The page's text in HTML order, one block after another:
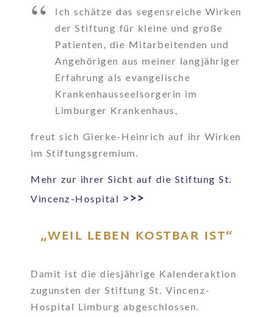
Ich schätze das segensreiche Wirken
der Stiftung für kleine und große
Patienten, die Mitarbeitenden und
Angehörigen aus meiner langjähriger
Erfahrung als evangelische
Krankenhausseelsorgerin im
Limburger Krankenhaus,
freut sich Gierke-Heinrich auf ihr Wirken
im Stiftungsgremium.
Mehr zur ihrer Sicht auf die Stiftung St.
Vincenz-Hospital >>>
„WEIL LEBEN KOSTBAR IST“
Damit ist die diesjährige Kalenderaktion
zugunsten der Stiftung St. Vincenz-
Hospital Limburg abgeschlossen.